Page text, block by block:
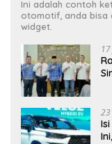
Ini adalah contoh
otomotif, anda bisa
widget.